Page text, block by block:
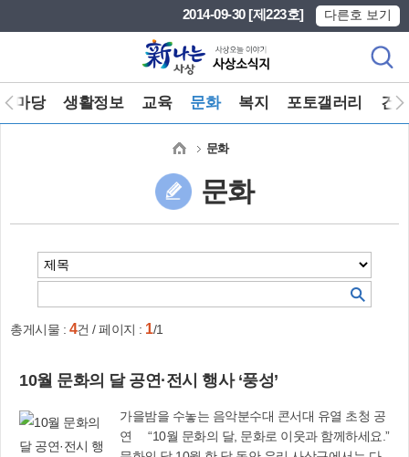
2014-09-30 [제223호] 다른호 보기
마당 생활정보 교육 문화 복지 포토갤러리 건
문화
문화
총게시물 : 4건 / 페이지 : 1/1
10월 문화의 달 공연·전시 행사 ‘풍성’
가을밤을 수놓는 음악분수대 콘서대 유열 초청 공
연 “10월 문화의 달, 문화로 이웃과 함께하세요.”